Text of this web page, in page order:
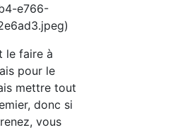
e766-
le faire à
pour le
mettre tout
donc si
vous